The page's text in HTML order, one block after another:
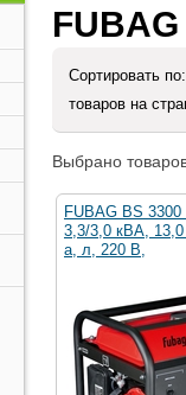
Сортировать
товаров на
Выбрано
FUBAG BS
3,3/3,0 кВА,
а, л, 220 В,